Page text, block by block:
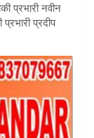
प्रभारी नवीन
प्रदीप